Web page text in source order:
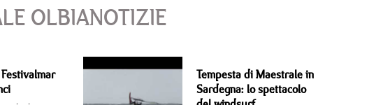
OLBIANOTIZIE
Tempesta di Maestrale in
Sardegna: lo spettacolo